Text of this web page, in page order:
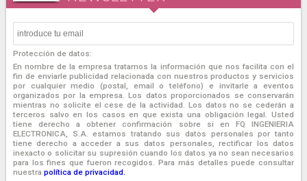
Protección de datos:
En nombre de la empresa tratamos la información que nos facilita con el
fin de enviarle publicidad relacionada con nuestros productos y servicios
por cualquier medio (postal, email o teléfono) e invitarle a eventos
organizados por la empresa. Los datos proporcionados se conservarán
mientras no solicite el cese de la actividad. Los datos no se cederán a
terceros salvo en los casos en que exista una obligación legal. Usted
tiene derecho a obtener confirmación sobre si en FQ INGENIERIA
ELECTRONICA, S.A. estamos tratando sus datos personales por tanto
tiene derecho a acceder a sus datos personales, rectificar los datos
inexacto o solicitar su supresión cuando los datos ya no sean necesarios
para los fines que fueron recogidos. Para más detalles puede consultar
nuestra política de privacidad.